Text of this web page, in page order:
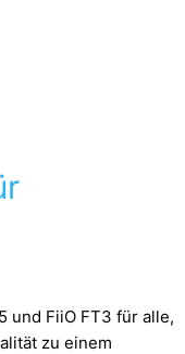
und FiiO FT3 für alle,
zu einem